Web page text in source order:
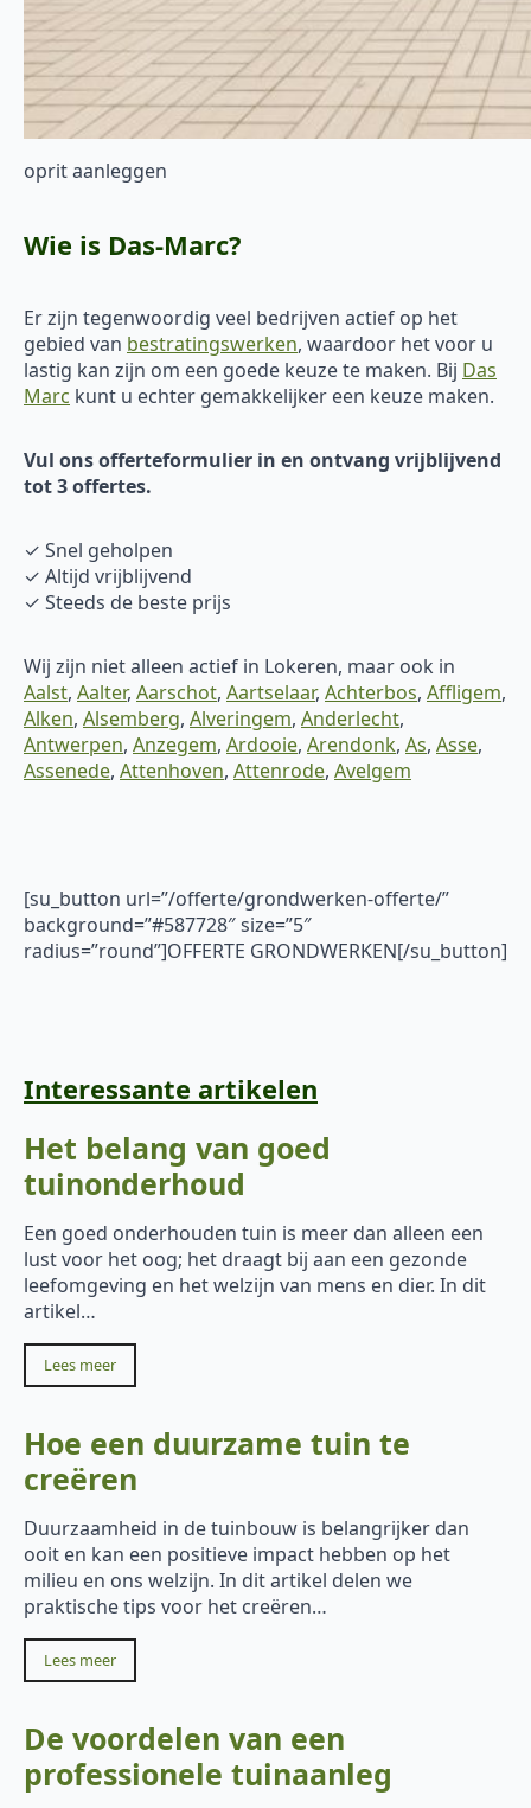
oprit aanleggen
Wie is Das-Marc?
Er zijn tegenwoordig veel bedrijven actief op het
gebied van bestratingswerken, waardoor het voor u
lastig kan zijn om een goede keuze te maken. Bij Das
Marc kunt u echter gemakkelijker een keuze maken.
Vul ons offerteformulier in en ontvang vrijblijvend
tot 3 offertes.
✓ Snel geholpen
✓ Altijd vrijblijvend
✓ Steeds de beste prijs
Wij zijn niet alleen actief in Lokeren, maar ook in
Aalst, Aalter, Aarschot, Aartselaar, Achterbos, Affligem,
Alken, Alsemberg, Alveringem, Anderlecht,
Antwerpen, Anzegem, Ardooie, Arendonk, As, Asse,
Assenede, Attenhoven, Attenrode, Avelgem
[su_button url=”/offerte/grondwerken-offerte/”
background=”#587728″ size=”5″
radius=”round”]OFFERTE GRONDWERKEN[/su_button]
Interessante artikelen
Het belang van goed
tuinonderhoud
Een goed onderhouden tuin is meer dan alleen een
lust voor het oog; het draagt bij aan een gezonde
leefomgeving en het welzijn van mens en dier. In dit
artikel…
Lees meer
Hoe een duurzame tuin te
creëren
Duurzaamheid in de tuinbouw is belangrijker dan
ooit en kan een positieve impact hebben op het
milieu en ons welzijn. In dit artikel delen we
praktische tips voor het creëren…
Lees meer
De voordelen van een
professionele tuinaanleg